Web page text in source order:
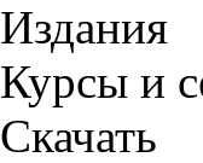
Издания
Курсы и
Скачать